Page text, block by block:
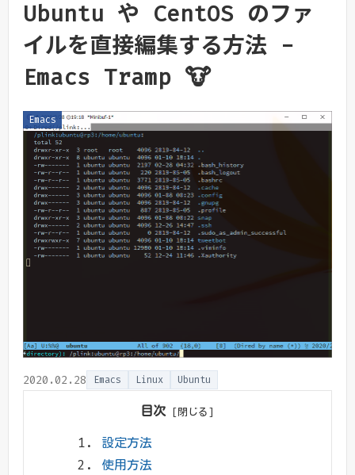
Ubuntu や CentOS のファ
イルを直接編集する方法 -
Emacs Tramp 🐮
Emacs
2020.02.28 Emacs Linux Ubuntu
目次
設定方法
使用方法